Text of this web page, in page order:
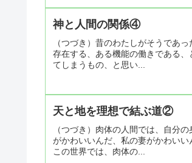
神と人間の関係④
（つづき）昔のわたしがそうであ
存在する、ある機能の働きである
てしまうもの、と思い...
天と地を理想で結ぶ道②
（つづき）肉体の人間では、自分
がかわいいんだ、私の妻がかわい
この世界では、肉体の...